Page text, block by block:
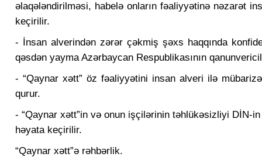
əlaqələndirilməsi, habelə onların fəaliyyətinə nəzarət
keçirilir.
- İnsan alverindən zərər çəkmiş şəxs haqqında
qəsdən yayma Azərbaycan Respublikasının
- “Qaynar xətt” öz fəaliyyətini insan alveri ilə
qurur.
- “Qaynar xətt”in və onun işçilərinin təhlükəsizliyi DİN-
həyata keçirilir.
“Qaynar xətt”ə rəhbərlik.